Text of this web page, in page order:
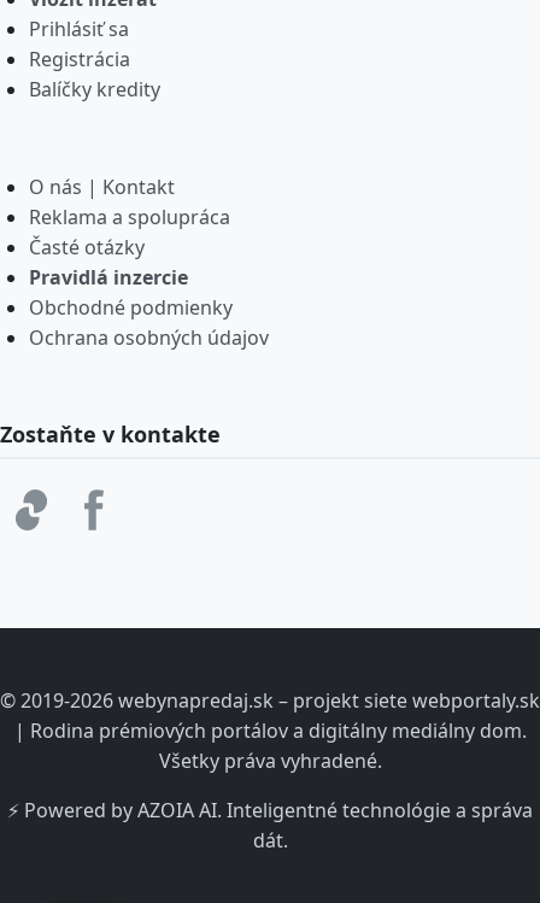
Prihlásiť sa
Registrácia
Balíčky kredity
O nás | Kontakt
Reklama a spolupráca
Časté otázky
Pravidlá inzercie
Obchodné podmienky
Ochrana osobných údajov
Zostaňte v kontakte
© 2019-2026 webynapredaj.sk – projekt siete webportaly.sk
| Rodina prémiových portálov a digitálny mediálny dom.
Všetky práva vyhradené.
⚡ Powered by AZOIA AI. Inteligentné technológie a správa
dát.